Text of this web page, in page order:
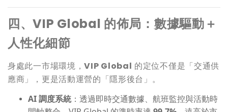
四、VIP Global 的佈局：數據驅動＋
人性化細節
身處此一市場環境，VIP Global 的定位不僅是「交通供
應商」，更是活動運營的「隱形後台」。
AI調度系統：透過即時交通數據、航班監控與活動時